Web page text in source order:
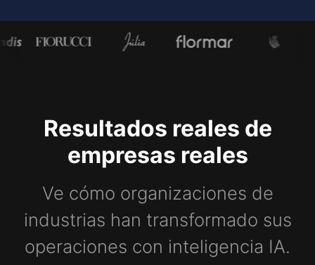
Resultados reales de
empresas reales
Ve cómo organizaciones de
industrias han transformado sus
operaciones con inteligencia IA.